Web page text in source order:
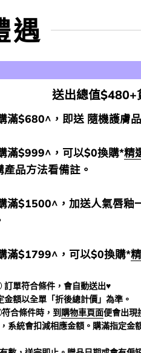
遇
送出總值$480+
滿$680^，即送 隨機護膚
滿$999^，可以$0換購*精
產品方法看備註。
滿$1500^，加送人氣唇釉
滿$1799^，可以$0換購*
單符合條件，會自動送出♥
金額以全單「折後總計價」為準。
合條件時，到 購物車頁面便會出現
系統會扣減相應金額。購滿指定金